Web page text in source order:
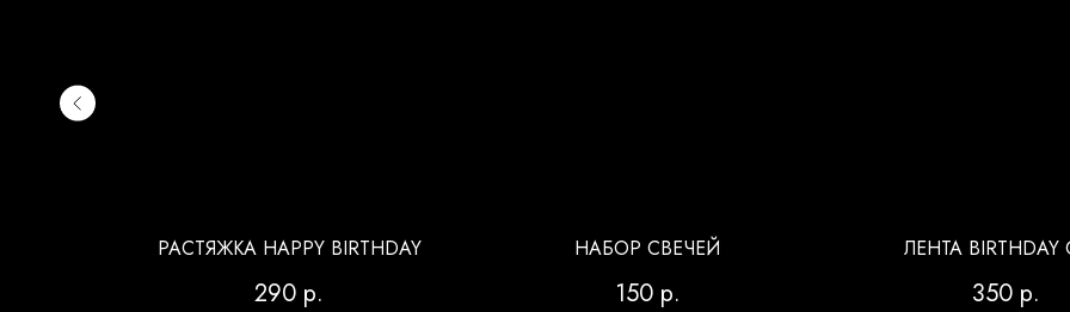
РАСТЯЖКА HAPPY BIRTHDAY
290 р.
НАБОР СВЕЧЕЙ
150 р.
ЛЕНТА BIRTHDAY
350 р.